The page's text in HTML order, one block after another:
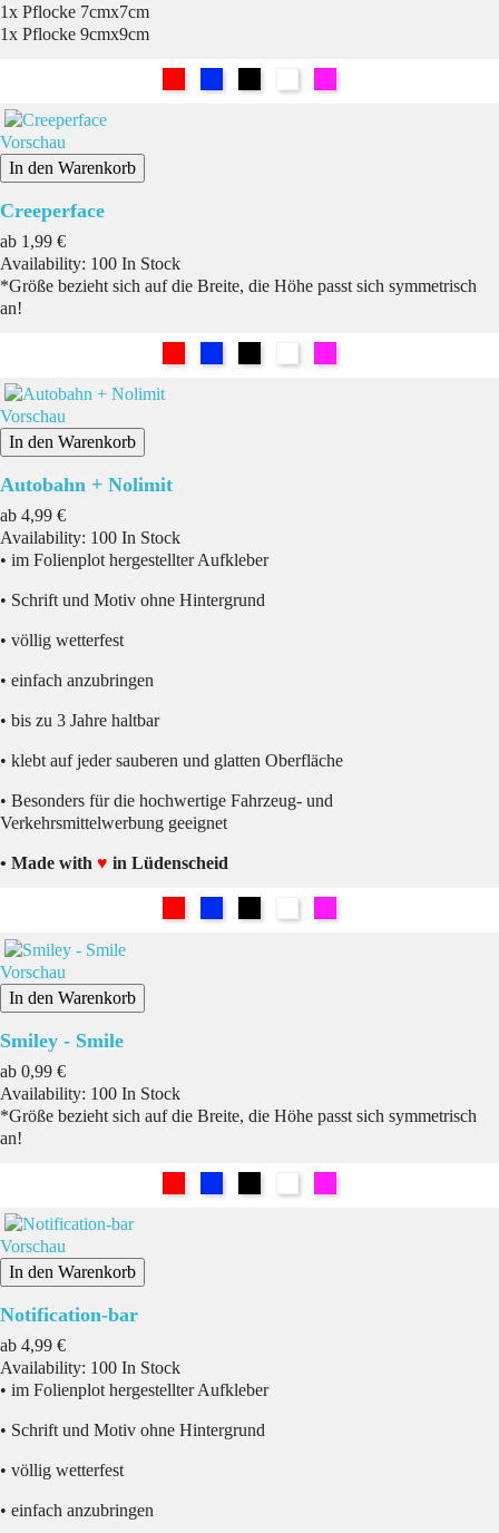
1x Pflocke 7cmx7cm
1x Pflocke 9cmx9cm
Vorschau
In den Warenkorb
Creeperface
ab Preis
1,99 €
Availability: 100 In Stock
*Größe bezieht sich auf die Breite, die Höhe passt sich symmetrisch
an!
Vorschau
In den Warenkorb
Autobahn + Nolimit
ab Preis
4,99 €
Availability: 100 In Stock
• im Folienplot hergestellter Aufkleber
• Schrift und Motiv ohne Hintergrund
• völlig wetterfest
• einfach anzubringen
• bis zu 3 Jahre haltbar
• klebt auf jeder sauberen und glatten Oberfläche
• Besonders für die hochwertige Fahrzeug- und
Verkehrsmittelwerbung geeignet
• Made with ♥ in Lüdenscheid
Vorschau
In den Warenkorb
Smiley - Smile
ab Preis
0,99 €
Availability: 100 In Stock
*Größe bezieht sich auf die Breite, die Höhe passt sich symmetrisch
an!
Vorschau
In den Warenkorb
Notification-bar
ab Preis
4,99 €
Availability: 100 In Stock
• im Folienplot hergestellter Aufkleber
• Schrift und Motiv ohne Hintergrund
• völlig wetterfest
• einfach anzubringen